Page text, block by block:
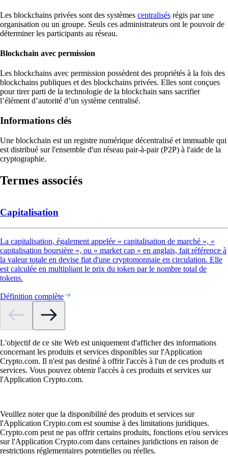
Les blockchains privées sont des systèmes centralisés régis par une
organisation ou un groupe. Seuls ces administrateurs ont le pouvoir de
déterminer les participants au réseau.
Blockchain avec permission
Les blockchains avec permission possèdent des propriétés à la fois des
blockchains publiques et des blockchains privées. Elles sont conçues
pour tirer parti de la technologie de la blockchain sans sacrifier
l’élément d’autorité d’un système centralisé.
Informations clés
Une blockchain est un registre numérique décentralisé et immuable qui
est distribué sur l'ensemble d'un réseau pair-à-pair (P2P) à l'aide de la
cryptographie.
Termes associés
Capitalisation
La capitalisation, également appelée « capitalisation de marché », «
capitalisation boursière », ou « market cap » en anglais, fait référence à
la valeur totale en devise fiat d'une cryptomonnaie en circulation. Elle
est calculée en multipliant le prix du token par le nombre total de
tokens.
Définition complète
L'objectif de ce site Web est uniquement d'afficher des informations
concernant les produits et services disponibles sur l'Application
Crypto.com. Il n'est pas destiné à offrir l'accès à l'un de ces produits et
services. Vous pouvez obtenir l'accès à ces produits et services sur
l'Application Crypto.com.
Veuillez noter que la disponibilité des produits et services sur
l'Application Crypto.com est soumise à des limitations juridiques.
Crypto.com peut ne pas offrir certains produits, fonctions et/ou services
sur l'Application Crypto.com dans certaines juridictions en raison de
restrictions réglementaires potentielles ou réelles.